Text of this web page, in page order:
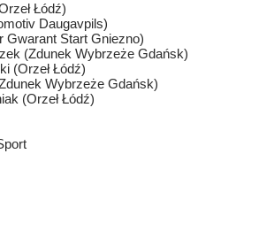
Łódź)
Daugavpils)
Gwarant Start Gniezno)
(Zdunek Wybrzeże Gdańsk)
(Orzeł Łódź)
Wybrzeże Gdańsk)
(Orzeł Łódź)